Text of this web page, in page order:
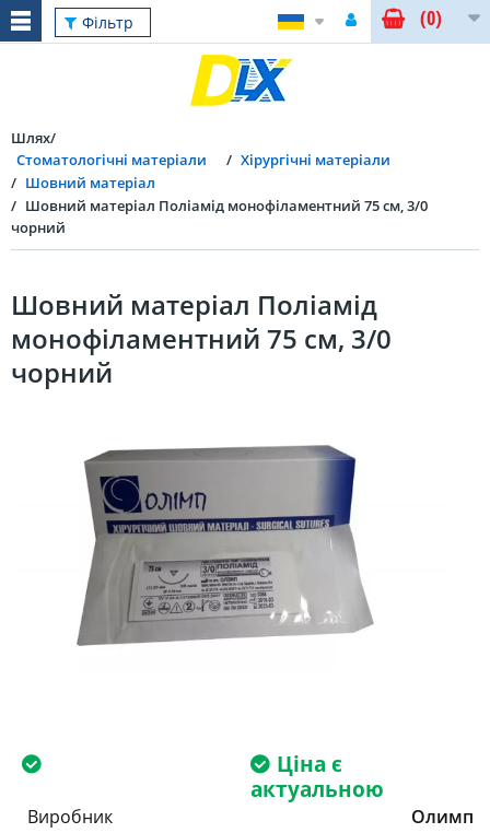
Фільтр (0)
Шлях
Стоматологічні матеріали
Хірургічні матеріали
Шовний матеріал
Шовний матеріал Поліамід монофіламентний 75 см, 3/0
чорний
Шовний матеріал Поліамід
монофіламентний 75 см, 3/0
чорний
Ціна є
актуальною
Виробник
Олимп